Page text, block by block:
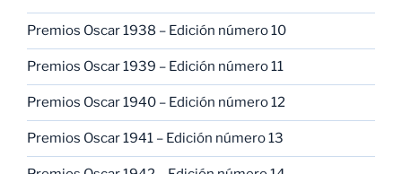
Premios Oscar 1938 – Edición número 10
Premios Oscar 1939 – Edición número 11
Premios Oscar 1940 – Edición número 12
Premios Oscar 1941 – Edición número 13